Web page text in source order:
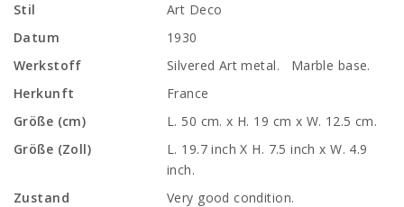
Stil
Art Deco
Datum
1930
Werkstoff
Silvered Art metal. Marble base.
Herkunft
France
Größe (cm)
L. 50 cm. x H. 19 cm x W. 12.5 cm.
Größe (Zoll)
L. 19.7 inch X H. 7.5 inch x W. 4.9
inch.
Zustand
Very good condition.